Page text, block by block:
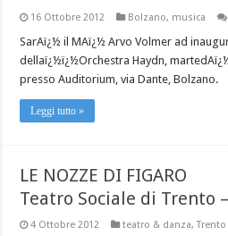
16 Ottobre 2012 Bolzano, musica
SarAï¿½ il MAï¿½ Arvo Volmer ad
dellaï¿½ï¿½Orchestra Haydn,
presso Auditorium, via Dante, Bolzano.
Leggi tutto »
LE NOZZE DI FIGARO
Teatro Sociale di Trento
4 Ottobre 2012 teatro & danza,Trento